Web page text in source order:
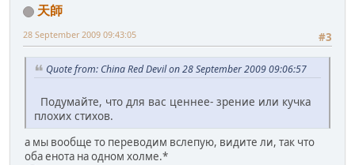
天師
#3
28 September 2009 09:43:05
Quote from: China Red Devil on 28 September 2009 09:06:57
Подумайте, что для вас ценнее- зрение или кучка
плохих стихов.
а мы вообще то переводим вслепую, видите ли, так что
оба енота на одном холме.*